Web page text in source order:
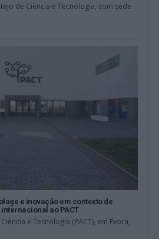
de Ciência e Tecnologia, com sede
e inovação em contexto de
ao PACT
e Tecnologia (PACT), em Évora,